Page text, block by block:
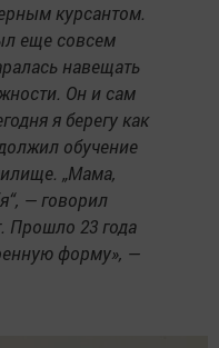
курсантом.
еще совсем
навещать
Он и сам
я берегу как
обучение
„Мама,
— говорил
Прошло 23 года
форму», —